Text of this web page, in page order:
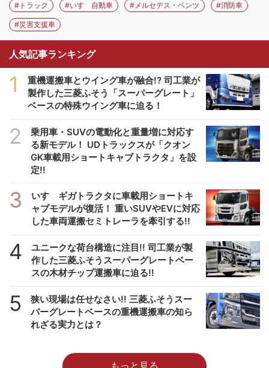
#トラック #いすゞ自動車 #メルセデス・ベンツ #消防車
#災害支援車
人気記事ランキング
1
重機運搬車とウイング車が融合!? 司工業が
製作した三菱ふそう「スーパーグレート」
ベースの特殊ウイング車に迫る！
2
乗用車・SUVの電動化と重量増に対応す
る新モデル！ UDトラックスが「クオン
GK車載用ショートキャブトラクタ」を設
定!!
3
いすゞギガトラクタに車載用ショートキ
ャブモデルが復活！ 重いSUVやEVに対応
した車両運搬セミトレーラを牽引する!!
4
ユニークな荷台構造に注目!! 司工業が製
作した三菱ふそうスーパーグレートベー
スの木材チップ運搬車に迫る!!
5
狭い現場は任せなさい!! 三菱ふそうスー
パーグレートベースの重機運搬車の知ら
れざる実力とは？
もっと見る